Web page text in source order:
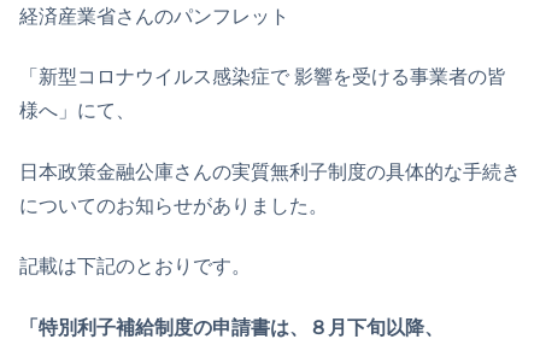
経済産業省さんのパンフレット
「新型コロナウイルス感染症で 影響を受ける事業者の皆
様へ」にて、
日本政策金融公庫さんの実質無利子制度の具体的な手続き
についてのお知らせがありました。
記載は下記のとおりです。
「特別利子補給制度の申請書は、８月下旬以降、